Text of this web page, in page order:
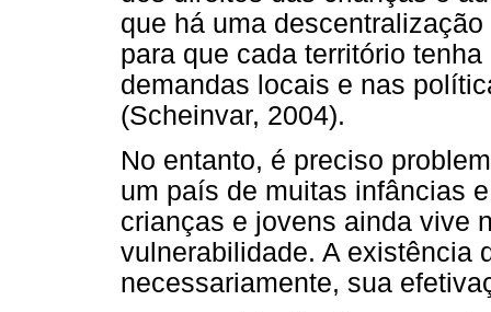
que há uma
para que cada território
demandas locais e nas
(Scheinvar, 2004).
No entanto, é preciso
um país de muitas infâncias
crianças e jovens ainda vive
vulnerabilidade. A existência
necessariamente, sua